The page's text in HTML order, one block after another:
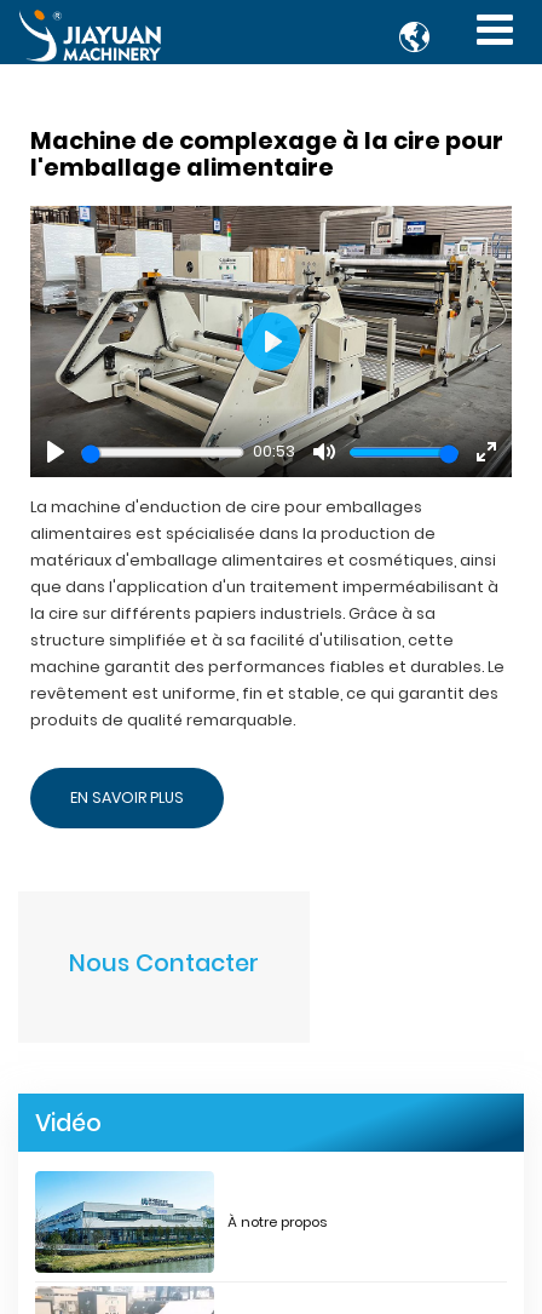

Machine de complexage à la cire pour
l'emballage alimentaire
Play
00:53
Mute
Enter
Play
La machine d'enduction de cire pour emballages
alimentaires est spécialisée dans la production de
matériaux d'emballage alimentaires et cosmétiques, ainsi
que dans l'application d'un traitement imperméabilisant à
la cire sur différents papiers industriels. Grâce à sa
structure simplifiée et à sa facilité d'utilisation, cette
machine garantit des performances fiables et durables. Le
revêtement est uniforme, fin et stable, ce qui garantit des
produits de qualité remarquable.
EN SAVOIR PLUS
Nous Contacter
Vidéo
À notre propos